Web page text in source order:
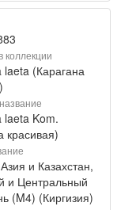
коллекции
(Карагана
laeta Kom.
красивая)
и Казахстан,
и Центральный
(M4) (Киргизия)